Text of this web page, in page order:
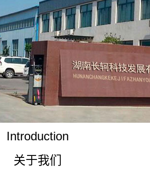
Introduction
关于我们